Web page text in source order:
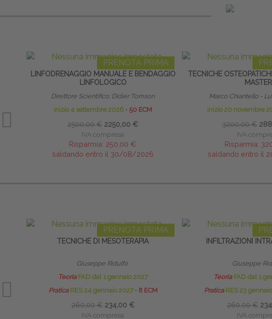
PRENOTA PRIMA
LINFODRENAGGIO MANUALE E BENDAGGIO
LINFOLOGICO
Direttore Scientifico: Didier Tomson
inizio 4 settembre 2026 ∙ 50 ECM
2500,00 € 2250,00 €
IVA compresa
Risparmia: 250,00 €
saldando entro il 30/08/2026
TECNICHE
MASTER
Marco Chiantello -
inizio 20 novembre
3200,00 €
IVA
Risparmia:
saldando entro il
PRENOTA PRIMA
TECNICHE DI MESOTERAPIA
Giuseppe Ridulfo
Teoria FAD dal 1 gennaio 2027
PraticaRES 24 gennaio 2027 ∙ 8 ECM
260,00 € 234,00 €
IVA compresa
INFILTRAZIONI
Giuseppe
Teoria FAD dal 1
PraticaRES 23
260,00 €
IVA